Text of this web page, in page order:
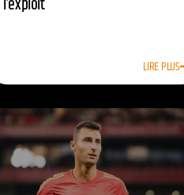
l’exploit
LIRE PLUS